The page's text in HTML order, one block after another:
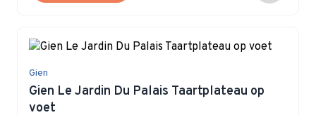
Gien
Gien Le Jardin Du Palais Taartplateau op
voet